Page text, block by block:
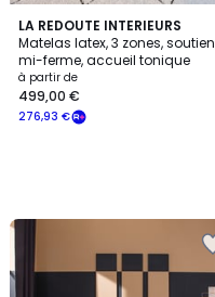
LA REDOUTE INTERIEURS
Matelas latex, 3 zones, soutien
mi-ferme, accueil tonique
à partir de
276,93 €
499,00 €